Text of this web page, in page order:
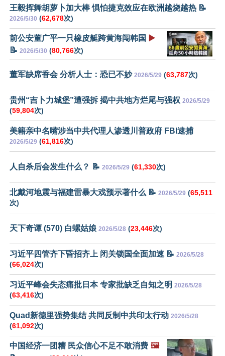
王毅挥舞胡萝卜加大棒 惧怕捷克效应在欧洲越烧越热 📝
2026/5/30 (62,678次)
前公安董广平一只橡皮艇跨黄海闯韩国 ▶️
📝 2026/5/30 (80,766次)
董军缺席香会 分析人士：恐已不妙 2026/5/29 (63,787次)
贵州“吉卜力城堡”遭强拆 揭中共地方烂尾与强权 2026/5/29
(59,804次)
美籍亲中名嘴涉当中共代理人渗透川普政府 FBI逮捕
2026/5/29 (61,816次)
人自杀后会发生什么？ 📝 2026/5/29 (61,330次)
北戴河地震与福建雷暴大戏预示著什么 📝 2026/5/29 (65,511
次)
天下奇谭 (570) 白螺姑娘 2026/5/28 (23,446次)
习近平四管齐下昏招齐上 闭关锁国全面加速 📝 2026/5/28
(66,024次)
习近平峰会失态痛批日本 专家批缺乏自知之明 2026/5/28
(63,416次)
Quad新德里强势集结 共同反制中共印太行动 2026/5/28
(61,092次)
中国经济一团糟 民众信心不足不敢消费 🖼️